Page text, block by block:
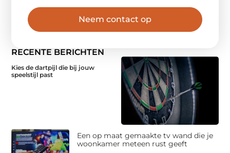
RECENTE BERICHTEN
Kies de dartpijl die bij jouw
speelstijl past
Een op maat gemaakte tv wand die je
woonkamer meteen rust geeft
Neem contact op